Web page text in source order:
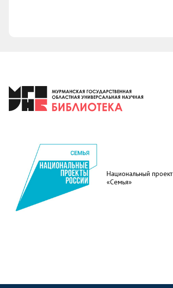
Национальный проект
«Семья»